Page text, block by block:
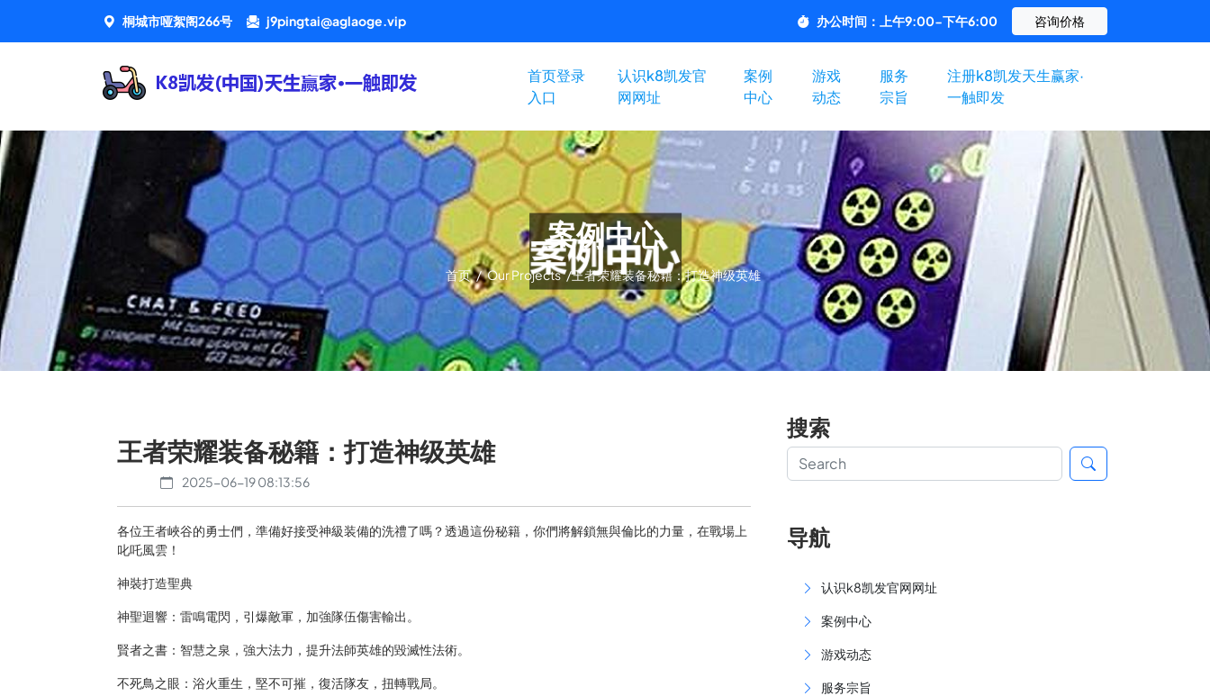
桐城市哑絮阁266号 j9pingtai@aglaoge.vip 办公时间：上午9:00-下午6:00 咨询价格
首页登录
入口
认识k8凯发官
网网址
案例
中心
游戏
动态
服务
宗旨
注册k8凯发天生赢家·
一触即发
案例中心
首页 / Our Projects /王者荣耀装备秘籍：打造神级英雄
王者荣耀装备秘籍：打造神级英雄
2025-06-19 08:13:56
各位王者峽谷的勇士們，準備好接受神級装備的洗禮了嗎？透過這份秘籍，你們將解鎖無與倫比的力量，在戰場上
叱吒風雲！
神裝打造聖典
神聖迴響：雷鳴電閃，引爆敵軍，加強隊伍傷害輸出。
賢者之書：智慧之泉，強大法力，提升法師英雄的毀滅性法術。
不死鳥之眼：浴火重生，堅不可摧，復活隊友，扭轉戰局。
搜索
导航
认识k8凯发官网网址
案例中心
游戏动态
服务宗旨